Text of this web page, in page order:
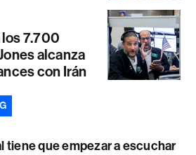
7.700
alcanza
con Irán
tiene que empezar a escuchar